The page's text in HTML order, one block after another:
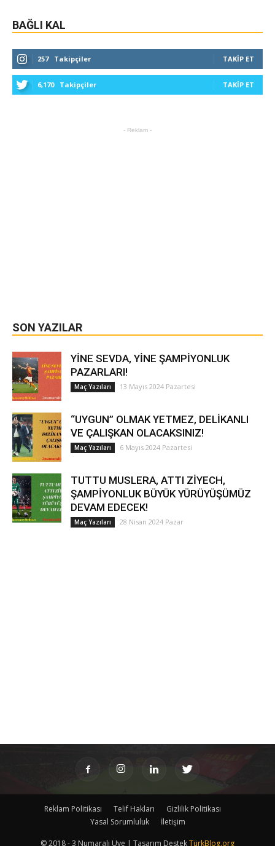
BAĞLI KAL
257 Takipçiler TAKIP ET
6,170 Takipçiler TAKIP ET
- Reklam -
SON YAZILAR
YİNE SEVDA, YİNE ŞAMPİYONLUK
PAZARLARI!
Maç Yazıları 13 Mayıs 2024 Pazartesi
“UYGUN” OLMAK YETMEZ, DELİKANLI
VE ÇALIŞKAN OLACAKSINIZ!
Maç Yazıları 6 Mayıs 2024 Pazartesi
TUTTU MUSLERA, ATTI ZİYECH,
ŞAMPİYONLUK BÜYÜK YÜRÜYÜŞÜMÜZ
DEVAM EDECEK!
Maç Yazıları 28 Nisan 2024 Pazar
Reklam Politikası Telif Hakları
Gizlilik Politikası
Yasal Sorumluluk
İletişim
© 2018 - 3 Numaralı Üye | Tasarım DestekTürkBlog.org